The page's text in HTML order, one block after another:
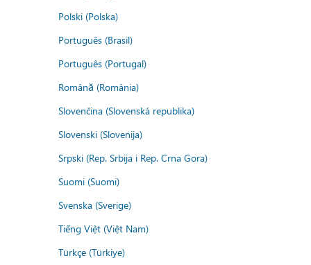
Polski (Polska)
Português (Brasil)
Português (Portugal)
Română (România)
Slovenčina (Slovenská republika)
Slovenski (Slovenija)
Srpski (Rep. Srbija i Rep. Crna Gora)
Suomi (Suomi)
Svenska (Sverige)
Tiếng Việt (Việt Nam)
Türkçe (Türkiye)